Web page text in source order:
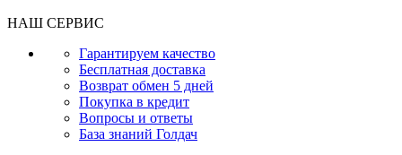
НАШ СЕРВИС
Гарантируем качество
Бесплатная доставка
Возврат обмен 5 дней
Покупка в кредит
Вопросы и ответы
База знаний Голдач